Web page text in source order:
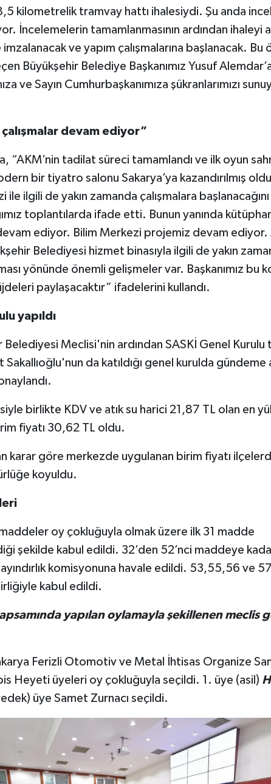
kilometrelik tramvay hattı ihalesiydi. Şu anda
İncelemelerin tamamlanmasının ardından ihaleyi
ve yapım çalışmalarına başlanacak. Bu
Büyükşehir Belediye Başkanımız Yusuf
ve Sayın Cumhurbaşkanımıza şükranlarımızı
devam ediyor”
“AKM’nin tadilat süreci tamamlandı ve ilk oyun
bir tiyatro salonu Sakarya’ya kazandırılmış
ilgili de yakın zamanda çalışmalara başlanacağını
toplantılarda ifade etti. Bunun yanında
devam ediyor. Bilim Merkezi projemiz devam ediyor.
Belediyesi hizmet binasıyla ilgili de yakın
yönünde önemli gelişmeler var. Başkanımız bu
paylaşacaktır” ifadelerini kullandı.
yapıldı
Belediyesi Meclisi'nin ardından SASKİ Genel Kurulu
da katıldığı genel kurulda gündeme
birlikte KDV ve atık su harici 21,87 TL olan en
fiyatı 30,62 TL oldu.
karar göre merkezde uygulanan birim fiyatı
koyuldu.
oy çokluğuyla olmak üzere ilk 31 madde
şekilde kabul edildi. 32’den 52’nci maddeye
komisyonuna havale edildi. 53,55,56 ve
kabul edildi.
yapılan oylamayla şekillenen meclis
Ferizli Otomotiv ve Metal İhtisas Organize
Heyeti üyeleri oy çokluğuyla seçildi. 1. üye (asil)
üye Samet Zurnacı seçildi.